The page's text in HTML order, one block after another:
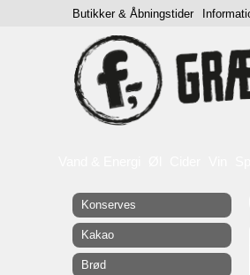
Konserves
Kakao
Brød
Butikker & Åbningstider